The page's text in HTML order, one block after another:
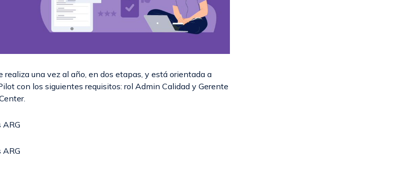
realiza una vez al año, en dos etapas, y está orientada a
con los siguientes requisitos: rol Admin Calidad y Gerente